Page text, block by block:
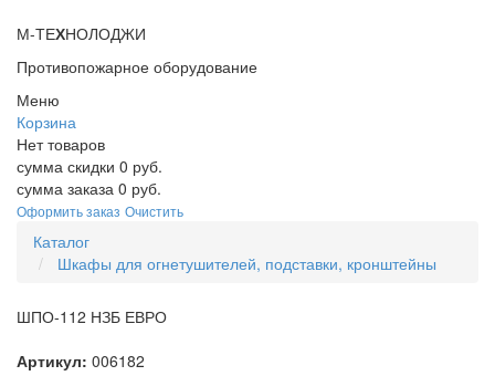
М-ТЕХНОЛОДЖИ
Противопожарное оборудование
Меню
Корзина
Нет товаров
сумма скидки 0 руб.
сумма заказа 0 руб.
Оформить заказ Очистить
Каталог
Шкафы для огнетушителей, подставки, кронштейны
ШПО-112 НЗБ ЕВРО
Артикул: 006182